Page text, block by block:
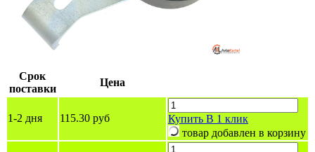
Срок
поставки
Цена
1-2 дня 115.30 руб Купить В 1 клик
товар добавлен в корзину